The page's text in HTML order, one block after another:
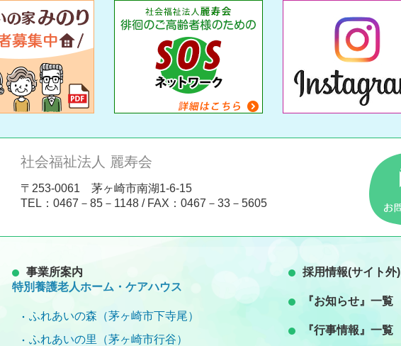
社会福祉法人 麗寿会
〒253-0061 茅ヶ崎市南湖1-6-15
TEL： 0467－85－1148 / FAX：0467－33－5605
事業所案内
特別養護老人ホーム・ケアハウス
ふれあいの森（茅ヶ崎市下寺尾）
ふれあいの里（茅ヶ崎市行谷）
採用情報(サイト外)
『お知らせ』一覧
『行事情報』一覧